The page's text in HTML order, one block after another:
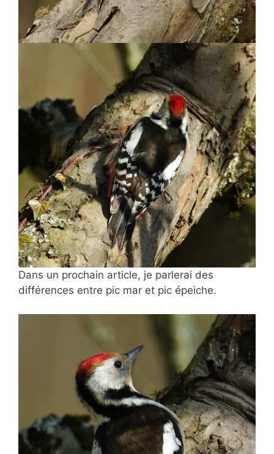
Dans un prochain article, je parlerai des
différences entre pic mar et pic épeiche.